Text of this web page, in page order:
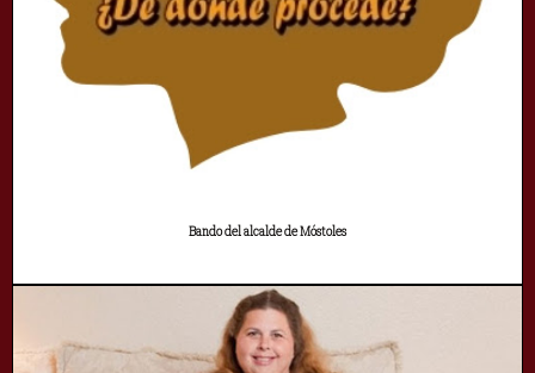
Bando del alcalde de Móstoles